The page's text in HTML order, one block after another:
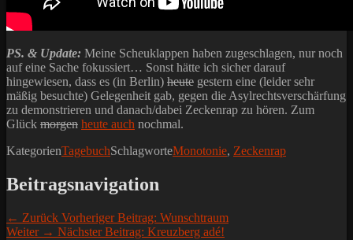
PS. & Update: Meine Scheuklappen haben zugeschlagen, nur noch
auf eine Sache fokussiert… Sonst hätte ich sicher darauf
hingewiesen, dass es (in Berlin) heute gestern eine (leider sehr
mäßig besuchte) Gelegenheit gab, gegen die Asylrechtsverschärfung
zu demonstrieren und danach/dabei Zeckenrap zu hören. Zum
Glück morgen heute auch nochmal.
KategorienTagebuchSchlagworteMonotonie, Zeckenrap
Beitragsnavigation
← Zurück Vorheriger Beitrag: Wunschtraum
Weiter → Nächster Beitrag: Kreuzberg adé!